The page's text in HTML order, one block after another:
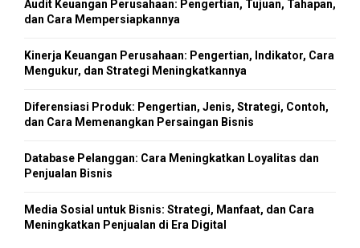
r
C
Audit Keuangan Perusahaan: Pengertian, Tujuan, Tahapan,
dan Cara Mempersiapkannya
Kinerja Keuangan Perusahaan: Pengertian, Indikator, Cara
Mengukur, dan Strategi Meningkatkannya
Diferensiasi Produk: Pengertian, Jenis, Strategi, Contoh,
dan Cara Memenangkan Persaingan Bisnis
Database Pelanggan: Cara Meningkatkan Loyalitas dan
Penjualan Bisnis
Media Sosial untuk Bisnis: Strategi, Manfaat, dan Cara
Meningkatkan Penjualan di Era Digital